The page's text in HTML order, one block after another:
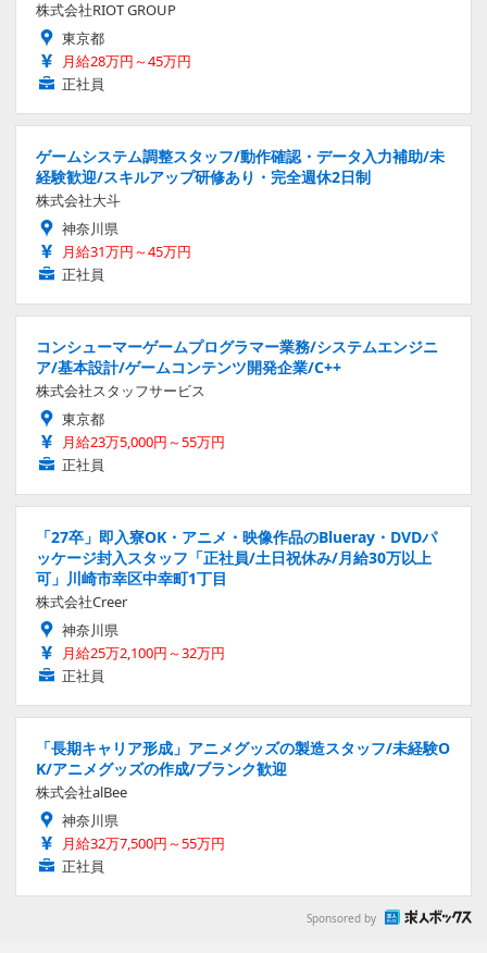
株式会社RIOT GROUP
東京都
月給28万円～45万円
正社員
ゲームシステム調整スタッフ/動作確認・データ入力補助/未
経験歓迎/スキルアップ研修あり・完全週休2日制
株式会社大斗
神奈川県
月給31万円～45万円
正社員
コンシューマーゲームプログラマー業務/システムエンジニ
ア/基本設計/ゲームコンテンツ開発企業/C++
株式会社スタッフサービス
東京都
月給23万5,000円～55万円
正社員
「27卒」即入寮OK・アニメ・映像作品のBlueray・DVDパ
ッケージ封入スタッフ「正社員/土日祝休み/月給30万以上
可」川崎市幸区中幸町1丁目
株式会社Creer
神奈川県
月給25万2,100円～32万円
正社員
「長期キャリア形成」アニメグッズの製造スタッフ/未経験O
K/アニメグッズの作成/ブランク歓迎
株式会社alBee
神奈川県
月給32万7,500円～55万円
正社員
Sponsored by